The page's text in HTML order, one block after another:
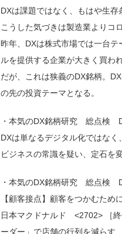
DXは課題ではなく、もはや生存
こうした気づきは製造業よりコ
昨年、DXは株式市場では一台
ルを提供する企業が大きく買われ
だが、これは狭義のDX銘柄。
の先の投資テーマとなる。
・本気のDX銘柄研究 総点検
DXは単なるデジタル化ではなく
ビジネスの常識を疑い、定石を
・本気のDX銘柄研究 総点検
【顧客接点】顧客をつかむため
日本マクドナルド <2702> ［
ーダー」で店舗の行列を減らす